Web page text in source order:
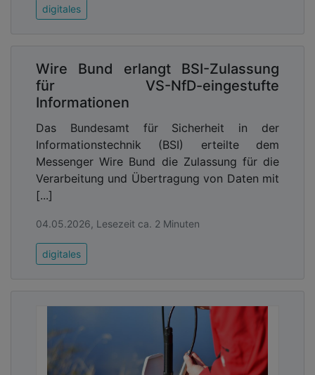
digitales
Wire Bund erlangt BSI-Zulassung
für VS-NfD-eingestufte
Informationen
Das Bundesamt für Sicherheit in der
Informationstechnik (BSI) erteilte dem
Messenger Wire Bund die Zulassung für die
Verarbeitung und Übertragung von Daten mit
[...]
04.05.2026, Lesezeit ca. 2 Minuten
digitales